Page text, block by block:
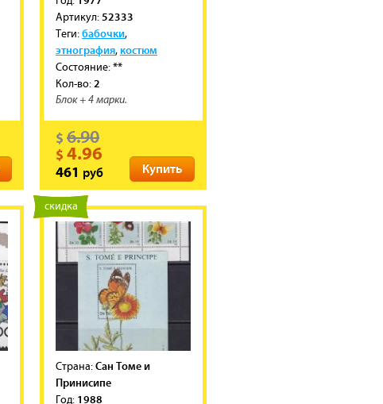
Артикул:52333
Теги:бабочки,
этнография, костюм
Состояние:**
Кол-во:2
Блок + 4 марки.
Купить
$ 6.90
$ 4.96
461 руб
новинка
скидка
Cтрана:Сан Томе и
Принисипе
Год: 1988